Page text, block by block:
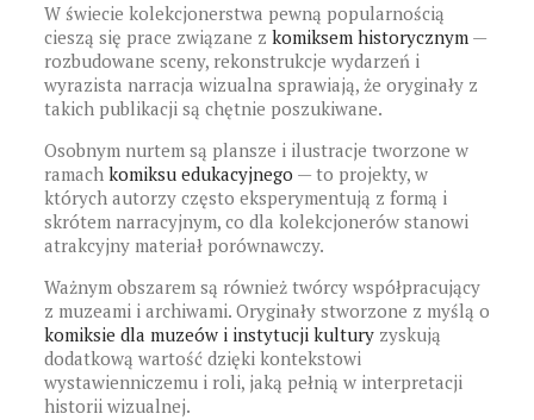
W świecie kolekcjonerstwa pewną popularnością
cieszą się prace związane z komiksem historycznym—
rozbudowane sceny, rekonstrukcje wydarzeń i
wyrazista narracja wizualna sprawiają, że oryginały z
takich publikacji są chętnie poszukiwane.
Osobnym nurtem są plansze i ilustracje tworzone w
ramach komiksu edukacyjnego — to projekty, w
których autorzy często eksperymentują z formą i
skrótem narracyjnym, co dla kolekcjonerów stanowi
atrakcyjny materiał porównawczy.
Ważnym obszarem są również twórcy współpracujący
z muzeami i archiwami. Oryginały stworzone z myślą o
komiksie dla muzeów i instytucji kulturyzyskują
dodatkową wartość dzięki kontekstowi
wystawienniczemu i roli, jaką pełnią w interpretacji
historii wizualnej.